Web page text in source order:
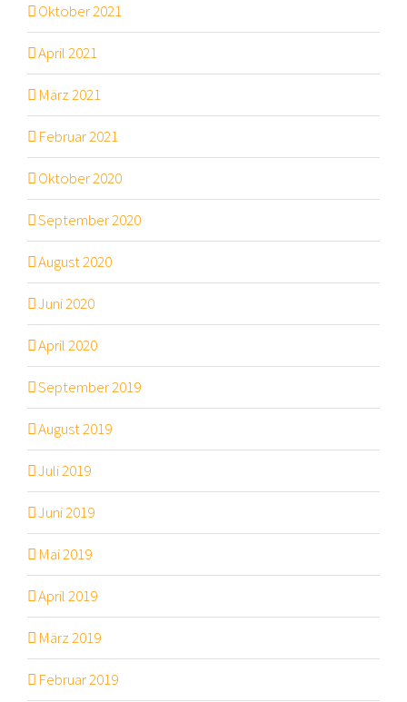
Oktober 2021
April 2021
März 2021
Februar 2021
Oktober 2020
September 2020
August 2020
Juni 2020
April 2020
September 2019
August 2019
Juli 2019
Juni 2019
Mai 2019
April 2019
März 2019
Februar 2019